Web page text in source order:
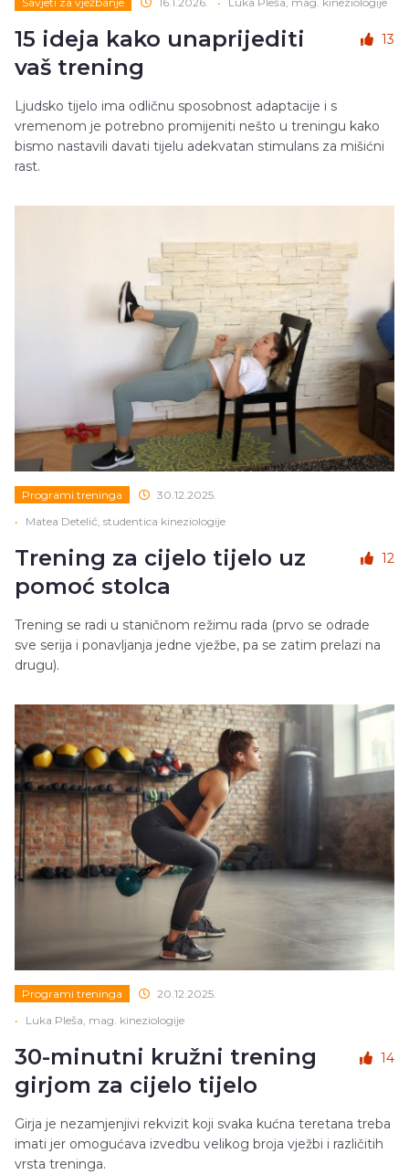
15 ideja kako unaprijediti
vaš trening
13
Ljudsko tijelo ima odličnu sposobnost adaptacije i s
vremenom je potrebno promijeniti nešto u treningu kako
bismo nastavili davati tijelu adekvatan stimulans za mišićni
rast.
Programi treninga
30.12.2025.
•
Matea Detelić, studentica kineziologije
Trening za cijelo tijelo uz
pomoć stolca
12
Trening se radi u staničnom režimu rada (prvo se odrade
sve serija i ponavljanja jedne vježbe, pa se zatim prelazi na
drugu).
Programi treninga
20.12.2025.
•
Luka Pleša, mag. kineziologije
30-minutni kružni trening
girjom za cijelo tijelo
14
Girja je nezamjenjivi rekvizit koji svaka kućna teretana treba
imati jer omogućava izvedbu velikog broja vježbi i različitih
vrsta treninga.